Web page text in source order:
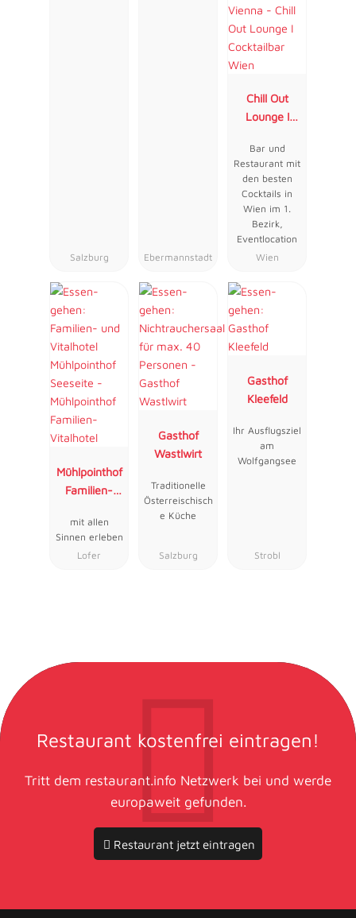
Salzburg Ebermannstadt
Chill Out
Lounge I
Wien
Bar und
Restaurant mit
den besten
Cocktails in
Wien im 1.
Bezirk,
Eventlocation
Wien
Mühlpointhof
Familien-
mit allen
Sinnen erleben
Lofer
Gasthof
Wastlwirt
Traditionelle
Österreischisch
e Küche
Salzburg
Gasthof
Kleefeld
Ihr Ausflugsziel
am
Wolfgangsee
Strobl
Restaurant kostenfrei eintragen!
Tritt dem restaurant.info Netzwerk bei und werde
europaweit gefunden.
Restaurant jetzt eintragen